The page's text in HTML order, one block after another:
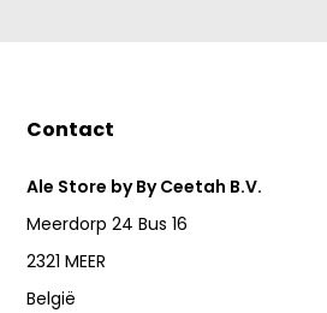
Contact
Ale Store by By Ceetah B.V.
Meerdorp 24 Bus 16
2321 MEER
België